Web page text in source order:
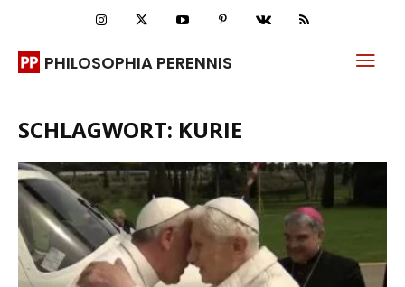
PHILOSOPHIA PERENNIS
SCHLAGWORT: KURIE